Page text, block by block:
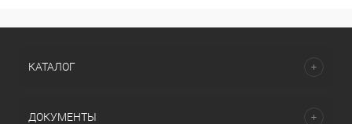
КАТАЛОГ
ДОКУМЕНТЫ